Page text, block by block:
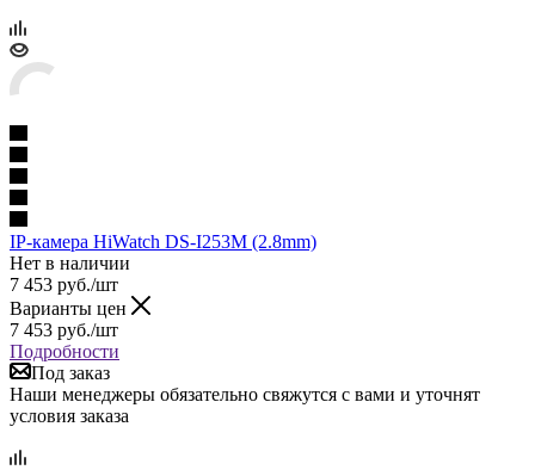
IP-камера HiWatch DS-I253M (2.8mm)
Нет в наличии
7 453 руб./шт
Варианты цен
7 453 руб./шт
Подробности
Под заказ
Наши менеджеры обязательно свяжутся с вами и уточнят
условия заказа